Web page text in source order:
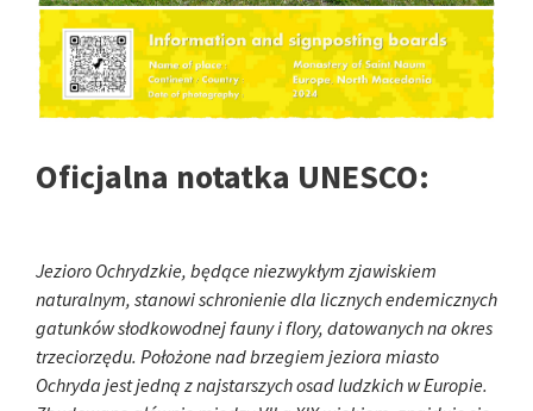
Oficjalna notatka UNESCO:
Jezioro Ochrydzkie, będące niezwykłym zjawiskiem
naturalnym, stanowi schronienie dla licznych endemicznych
gatunków słodkowodnej fauny i flory, datowanych na okres
trzeciorzędu. Położone nad brzegiem jeziora miasto
Ochryda jest jedną z najstarszych osad ludzkich w Europie.